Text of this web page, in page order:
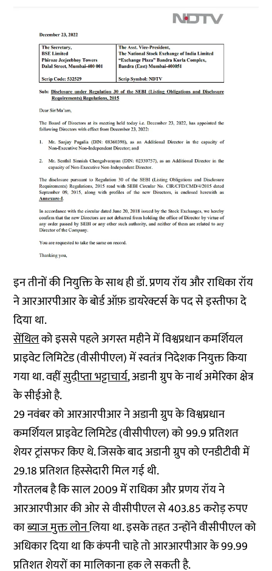
इन तीनों की नियुक्ति के साथ ही डॉ. प्रणय रॉय और राधिका रॉय
ने आरआरपीआर के बोर्ड ऑफ़ डायरेक्टर्स के पद से इस्तीफा दे
दिया था.
सेंथिलको इससे पहले अगस्त महीने में विश्वप्रधान कमर्शियल
प्राइवेट लिमिटेड (वीसीपीएल) में स्वतंत्र निदेशक नियुक्त किया
गया था. वहींसुदीप्ता भट्टाचार्य, अडानी ग्रुप के नार्थ अमेरिका क्षेत्र
के सीईओ है.
29 नवंबर को आरआरपीआर ने अडानी ग्रुप के विश्वप्रधान
कमर्शियल प्राइवेट लिमिटेड (वीसीपीएल) को 99.9 प्रतिशत
शेयर ट्रांसफर किए थे. जिसके बाद अडानी ग्रुप को एनडीटीवी में
29.18 प्रतिशत हिस्सेदारी मिल गई थी.
गौरतलब है कि साल 2009 में राधिका और प्रणय रॉय ने
आरआरपीआर की ओर से वीसीपीएल से 403.85 करोड़ रुपए
काब्याज मुक्त लोनलिया था. इसके तहत उन्होंने वीसीपीएल को
अधिकार दिया था कि कंपनी चाहे तो आरआरपीआर के 99.99
प्रतिशत शेयरों का मालिकाना हक ले सकती है.